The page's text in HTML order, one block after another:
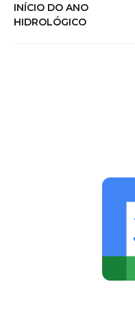
INÍCIO DO ANO
HIDROLÓGICO